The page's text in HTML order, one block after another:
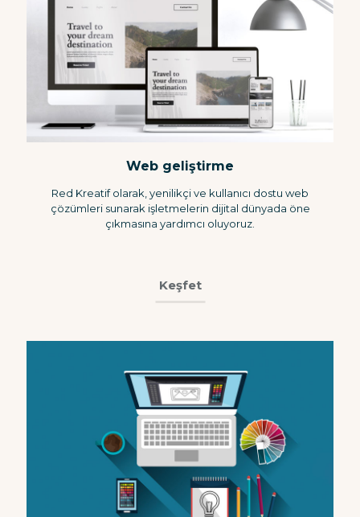
Web geliştirme
Red Kreatif olarak, yenilikçi ve kullanıcı dostu web
çözümleri sunarak işletmelerin dijital dünyada öne
çıkmasına yardımcı oluyoruz.
Keşfet